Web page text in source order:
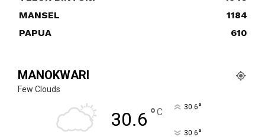
MANSEL
1184
PAPUA
610
MANOKWARI
Few Clouds
30.6 °C 30.6°
30.6°